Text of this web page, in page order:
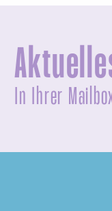
In Ihrer